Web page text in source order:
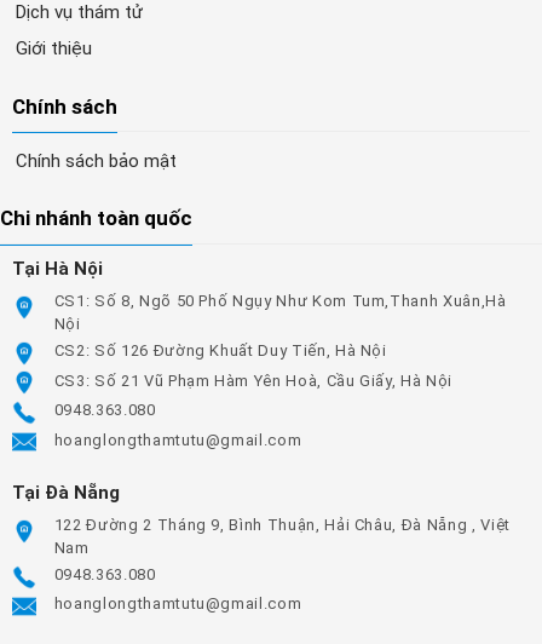
Dịch vụ thám tử
Giới thiệu
Chính sách
Chính sách bảo mật
Chi nhánh toàn quốc
Tại Hà Nội
CS1: Số 8, Ngõ 50 Phố Ngụy Như Kom Tum,Thanh Xuân,Hà
Nội
CS2: Số 126 Đường Khuất Duy Tiến, Hà Nội
CS3: Số 21 Vũ Phạm Hàm Yên Hoà, Cầu Giấy, Hà Nội
0948.363.080
hoanglongthamtutu@gmail.com
Tại Đà Nẵng
122 Đường 2 Tháng 9, Bình Thuận, Hải Châu, Đà Nẵng , Việt
Nam
0948.363.080
hoanglongthamtutu@gmail.com